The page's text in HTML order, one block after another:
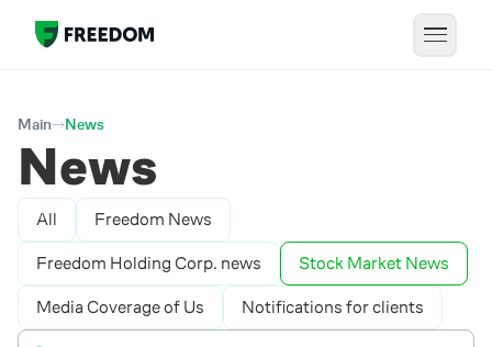
Main News
News
All Freedom News
Freedom Holding Corp. news Stock Market News
Media Coverage of Us Notifications for clients